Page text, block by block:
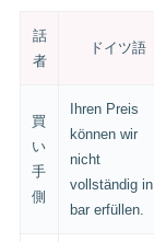
話
者
ドイツ語
買
い
手
側
Ihren Preis
können wir
nicht
vollständig in
bar erfüllen.